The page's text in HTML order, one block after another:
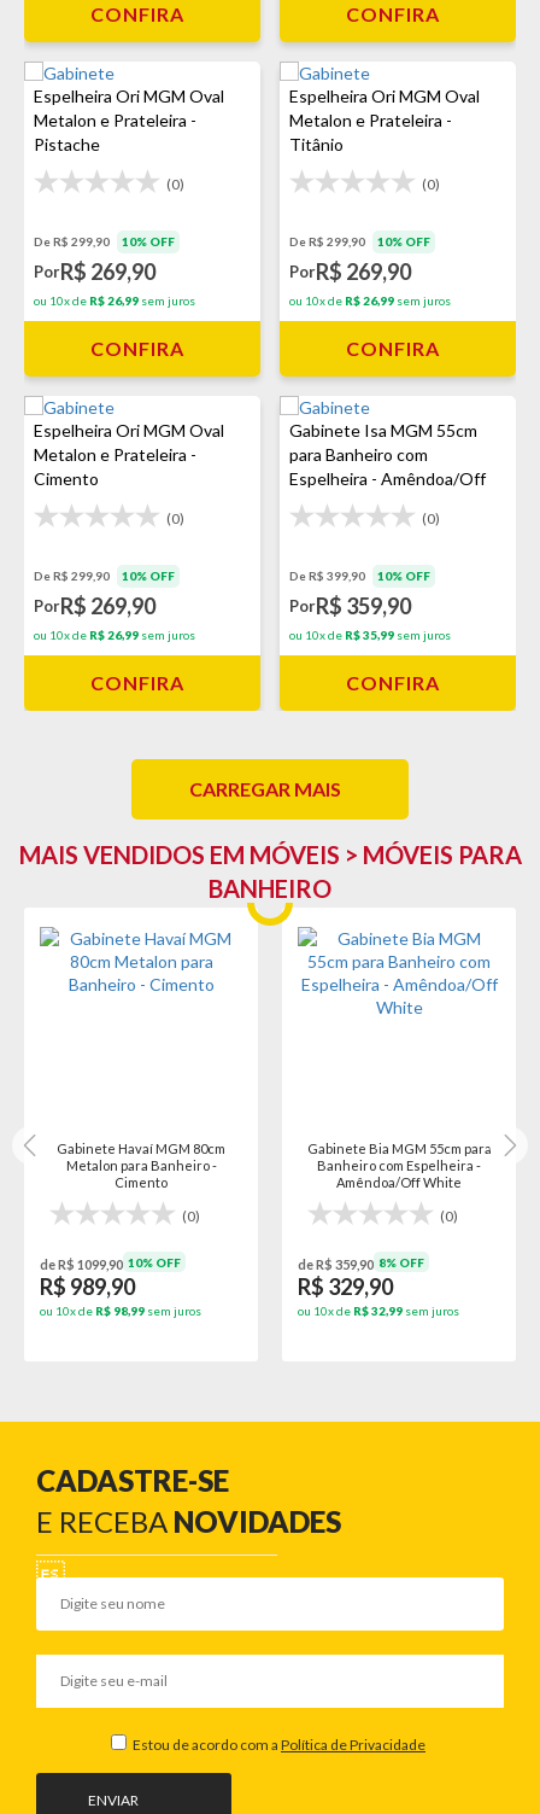
CONFIRA CONFIRA
Espelheira Ori MGM Oval
Metalon e Prateleira -
Pistache
(0)
De R$ 299,90 10% OFF
PorR$ 269,90
ou 10x de R$ 26,99 sem juros
CONFIRA
Espelheira Ori MGM Oval
Metalon e Prateleira -
Titânio
(0)
De R$ 299,90 10% OFF
PorR$ 269,90
ou 10x de R$ 26,99 sem juros
CONFIRA
Espelheira Ori MGM Oval
Metalon e Prateleira -
Cimento
(0)
De R$ 299,90 10% OFF
PorR$ 269,90
ou 10x de R$ 26,99 sem juros
CONFIRA
Gabinete Isa MGM 55cm
para Banheiro com
Espelheira - Amêndoa/Off
White
(0)
De R$ 399,90 10% OFF
PorR$ 359,90
ou 10x de R$ 35,99 sem juros
CONFIRA
CARREGAR MAIS
MAIS VENDIDOS EM MÓVEIS > MÓVEIS PARA
BANHEIRO
Gabinete Havaí MGM 80cm
Metalon para Banheiro -
Cimento
(0)
de R$ 1099,90 10% OFF
R$ 989,90
ou 10x de R$ 98,99 sem juros
Gabinete Bia MGM 55cm para
Banheiro com Espelheira -
Amêndoa/Off White
(0)
de R$ 359,90 8% OFF
R$ 329,90
ou 10x de R$ 32,99 sem juros
CADASTRE-SE
E RECEBA NOVIDADES
ENVIAR
Estou de acordo com a Política de Privacidade